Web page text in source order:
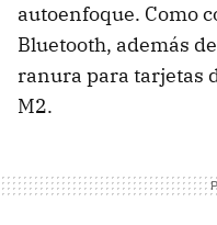
autoenfoque. Como
Bluetooth, además
ranura para tarjetas
M2.